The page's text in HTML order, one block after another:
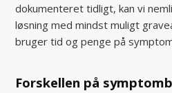
dokumenteret tidligt, kan vi
løsning med mindst muligt
bruger tid og penge på
Forskellen på